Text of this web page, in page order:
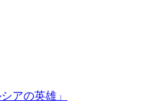
アの英雄」